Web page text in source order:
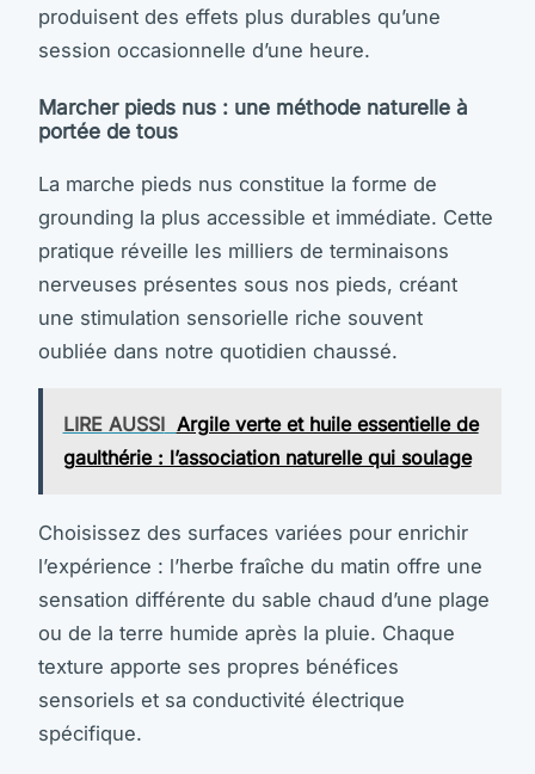
produisent des effets plus durables qu’une
session occasionnelle d’une heure.
Marcher pieds nus : une méthode naturelle à
portée de tous
La marche pieds nus constitue la forme de
grounding la plus accessible et immédiate. Cette
pratique réveille les milliers de terminaisons
nerveuses présentes sous nos pieds, créant
une stimulation sensorielle riche souvent
oubliée dans notre quotidien chaussé.
LIRE AUSSI Argile verte et huile essentielle de
gaulthérie : l’association naturelle qui soulage
Choisissez des surfaces variées pour enrichir
l’expérience : l’herbe fraîche du matin offre une
sensation différente du sable chaud d’une plage
ou de la terre humide après la pluie. Chaque
texture apporte ses propres bénéfices
sensoriels et sa conductivité électrique
spécifique.